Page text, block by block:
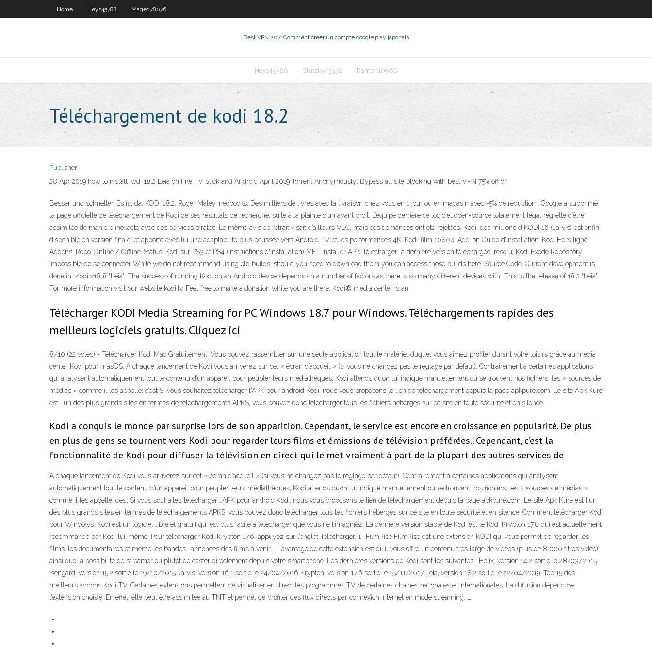
Home Heys45788 Maged78076
Best VPN 2021Comment créer un compte google play japonais
Heys45788 Slutzky43332 Ramon10968
Téléchargement de kodi 18.2
Publisher
28 Apr 2019 how to install kodi 18.2 Leia on Fire TV Stick and Android April 2019 Torrent Anonymously; Bypass all site blocking with best VPN 75% off on
Besser und schneller, Es ist da. KODI 18.2, Roger Maley, neobooks. Des milliers de livres avec la livraison chez vous en 1 jour ou en magasin avec -5% de réduction . Google a supprimé
la page officielle de téléchargement de Kodi de ses résultats de recherche, suite à la plainte d’un ayant droit. L’équipe derrière ce logiciel open-source totalement légal regrette d’être
assimilée de manière inexacte avec des services pirates. Le même avis de retrait visait d’ailleurs VLC, mais ces demandes ont été rejetées. Kodi, des millions d KODI 16 (Jarvis) est enfin
disponible en version finale, et apporte avec lui une adaptabilité plus poussée vers Android TV et les performances 4K. Kodi-film 1080p, Add-on Guide d'installation; Kodi Hors ligne
Addons: Repo-Online / Offline-Status; Kodi sur PS3 et PS4 (instructions d'installation) MFT Installer APK Télécharger la dernière version téléchargée [résolu] Kodi Exode Repository
Impossible de se connecter While we do not recommend using old builds, should you need to download them you can access those builds here. Source Code. Current development is
done in Kodi v18.8 "Leia". The success of running Kodi on an Android device depends on a number of factors as there is so many different devices with This is the release of 18.2 "Leia"
For more information visit our website kodi.tv. Feel free to make a donation while you are there. Kodi® media center is an
Télécharger KODI Media Streaming for PC Windows 18.7 pour Windows. Téléchargements rapides des
meilleurs logiciels gratuits. Cliquez ici
8/10 (22 votes) - Télécharger Kodi Mac Gratuitement. Vous pouvez rassembler sur une seule application tout le matériel duquel vous aimez profiter durant votre loisirs grâce au media
center Kodi pour masOS. A chaque lancement de Kodi vous arriverez sur cet « écran d’accueil » (si vous ne changez pas le réglage par défaut). Contrairement à certaines applications
qui analysent automatiquement tout le contenu d’un appareil pour peupler leurs médiathèques, Kodi attends qu’on lui indique manuellement où se trouvent nos fichiers; les « sources de
médias » comme il les appelle; c’est Si vous souhaitez télécharger l'APK pour android Kodi, nous vous proposons le lien de téléchargement depuis la page apkpure.com. Le site Apk Kure
est l'un des plus grands sites en termes de téléchargements APKS, vous pouvez donc télécharger tous les fichiers hébergés sur ce site en toute sécurité et en silence.
Kodi a conquis le monde par surprise lors de son apparition. Cependant, le service est encore en croissance en popularité. De plus
en plus de gens se tournent vers Kodi pour regarder leurs films et émissions de télévision préférées.. Cependant, c’est la
fonctionnalité de Kodi pour diffuser la télévision en direct qui le met vraiment à part de la plupart des autres services de
A chaque lancement de Kodi vous arriverez sur cet « écran d’accueil » (si vous ne changez pas le réglage par défaut). Contrairement à certaines applications qui analysent
automatiquement tout le contenu d’un appareil pour peupler leurs médiathèques, Kodi attends qu’on lui indique manuellement où se trouvent nos fichiers; les « sources de médias »
comme il les appelle; c’est Si vous souhaitez télécharger l'APK pour android Kodi, nous vous proposons le lien de téléchargement depuis la page apkpure.com. Le site Apk Kure est l'un
des plus grands sites en termes de téléchargements APKS, vous pouvez donc télécharger tous les fichiers hébergés sur ce site en toute sécurité et en silence. Comment télécharger Kodi
pour Windows. Kodi est un logiciel libre et gratuit qui est plus facile à télécharger que vous ne l’imaginez. La dernière version stable de Kodi est le Kodi Krypton 17.6 qui est actuellement
recommandé par Kodi lui-même. Pour télécharger Kodi Krypton 17.6, appuyez sur l’onglet Télécharger. 1- FilmRise FilmRise est une extension KODI qui vous permet de regarder les
films, les documentaires et même les bandes- annonces des films à venir .. L’avantage de cette extension est qu’il vous offre un contenu très large de vidéos (plus de 8 000 titres vidéo)
ainsi que la possibilité de streamer ou plutôt de caster directement depuis votre smartphone. Les dernières versions de Kodi sont les suivantes : Helix, version 14.2 sortie le 28/03/2015
Isengard, version 15.2 sortie le 19/10/2015 Jarvis, version 16.1 sortie le 24/04/2016 Krypton, version 17.6 sortie le 15/11/2017 Leia, version 18.2 sortie le 22/04/2019. Top 15 des
meilleurs addons Kodi TV. Certaines extensions permettent de visualiser en direct les programmes TV de certaines chaines nationales et internationales. La diffusion dépend de
l’extension choisie. En effet, elle peut être assimilée au TNT et permet de profiter des flux directs par connexion Internet en mode streaming. L